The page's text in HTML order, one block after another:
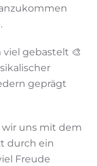
gebastelt 🎨
geprägt
wir uns mit dem
durch ein
Freude